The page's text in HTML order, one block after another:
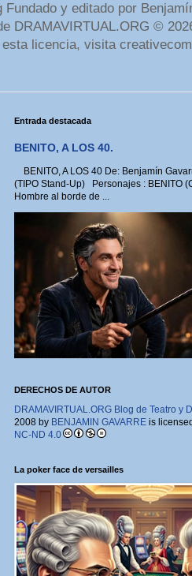
y editado por
DRAMAVIRTUAL.ORG ©
licencia, visita
Entrada destacada
BENITO, A LOS 40.
BENITO, A LOS 40 De: Benjamín
(TIPO Stand-Up) Personajes : BENITO
Hombre al borde de ...
DERECHOS DE AUTOR
DRAMAVIRTUAL.ORG Blog de Teatro y
2008 by BENJAMIN GAVARREis
NC-ND 4.0
La poker face de versailles